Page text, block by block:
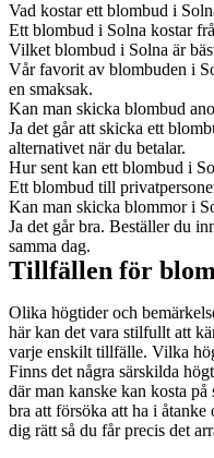
Vad kostar ett blombud i
Ett blombud i Solna kostar
Vilket blombud i Solna är
Vår favorit av blombuden i
en smaksak.
Kan man skicka blombud
Ja det går att skicka ett
alternativet när du betalar.
Hur sent kan ett blombud i
Ett blombud till
Kan man skicka blommor i
Ja det går bra. Beställer du
samma dag.
Tillfällen för
Olika högtider och
här kan det vara stilfullt att
varje enskilt tillfälle. Vilka högtider passar ljusa färger bäst till?
Finns det några särskilda
där man kanske kan kosta på sig lite
bra att försöka att ha i
dig rätt så du får precis det